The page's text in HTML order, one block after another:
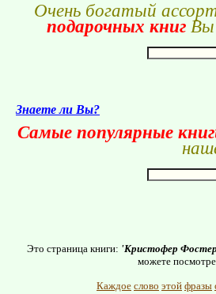
Очень богатый
подарочных книгВы
Знаете ли Вы?
Самые популярные
Это страница книги: 'Кристофер
можете
Каждое слово этой фразы